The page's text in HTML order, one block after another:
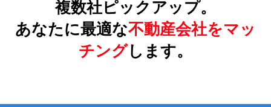
複数社ピックアップ。
あなたに最適な不動産会社をマッ
チングします。